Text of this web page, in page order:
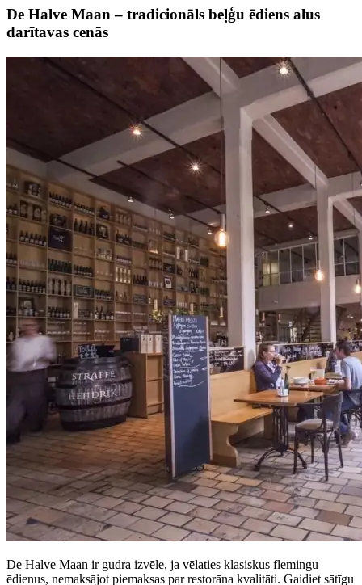
De Halve Maan – tradicionāls beļģu ēdiens alus
darītavas cenās
De Halve Maan ir gudra izvēle, ja vēlaties klasiskus flemingu
ēdienus, nemaksājot piemaksas par restorāna kvalitāti. Gaidiet sātīgu